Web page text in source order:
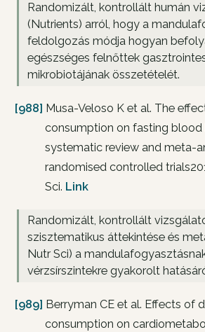
Randomizált, kontrollált humán
(Nutrients) arról, hogy a
feldolgozás módja hogyan
egészséges felnőttek
mikrobiotájának összetételét.
[988] Musa-Veloso K et al. The
consumption on fasting blood
systematic review and meta-
randomised controlled
Sci. Link
Randomizált, kontrollált
szisztematikus áttekintése és
Nutr Sci) a
vérzsírszintekre gyakorolt
[989] Berryman CE et al. Effects of
consumption on